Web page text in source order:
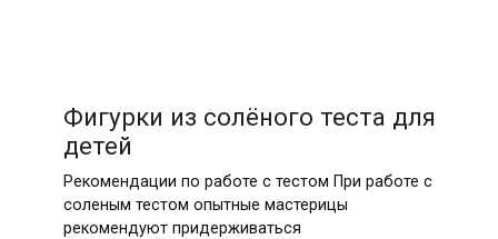
Фигурки из солёного теста для
детей
Рекомендации по работе с тестом При работе с
соленым тестом опытные мастерицы
рекомендуют придерживаться